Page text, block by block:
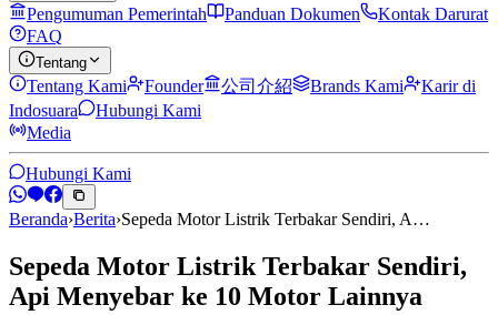
Pengumuman Pemerintah Panduan Dokumen
Kontak Darurat
FAQ
Tentang
Tentang Kami Founder 公司介紹 Brands Kami
Karir di
Indosuara
Hubungi Kami
Media
Hubungi Kami
Beranda›Berita›Sepeda Motor Listrik Terbakar Sendiri, A…
Sepeda Motor Listrik Terbakar Sendiri,
Api Menyebar ke 10 Motor Lainnya